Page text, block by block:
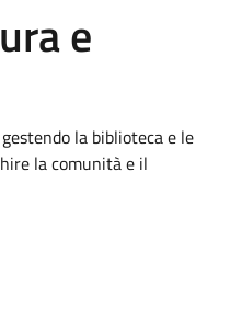
e
la biblioteca e le
la comunità e il